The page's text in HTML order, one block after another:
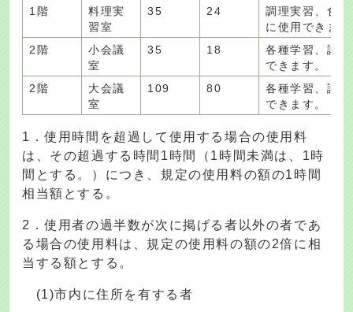
1階
料理実
習室
35 24
調理実習、食
に使用できま
2階
小会議
室
35 18
各種学習、講
できます。
2階
大会議
室
109 80
各種学習、講
できます。
1．使用時間を超過して使用する場合の使用料
は、その超過する時間1時間（1時間未満は、1時
間とする。）につき、規定の使用料の額の1時間
相当額とする。
2．使用者の過半数が次に掲げる者以外の者であ
る場合の使用料は、規定の使用料の額の2倍に相
当する額とする。
(1)市内に住所を有する者